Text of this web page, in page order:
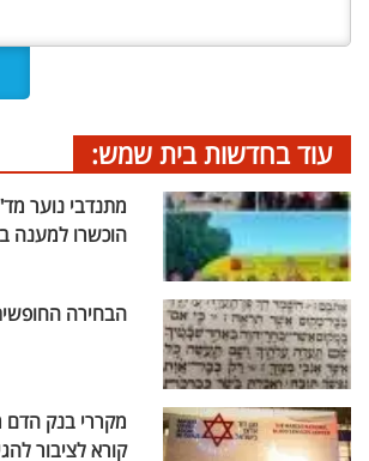
עוד בחדשות בית שמש:
מתנדבי נוער
הוכשרו למענה
הבחירה
מקררי בנק הדם
קורא לציבור